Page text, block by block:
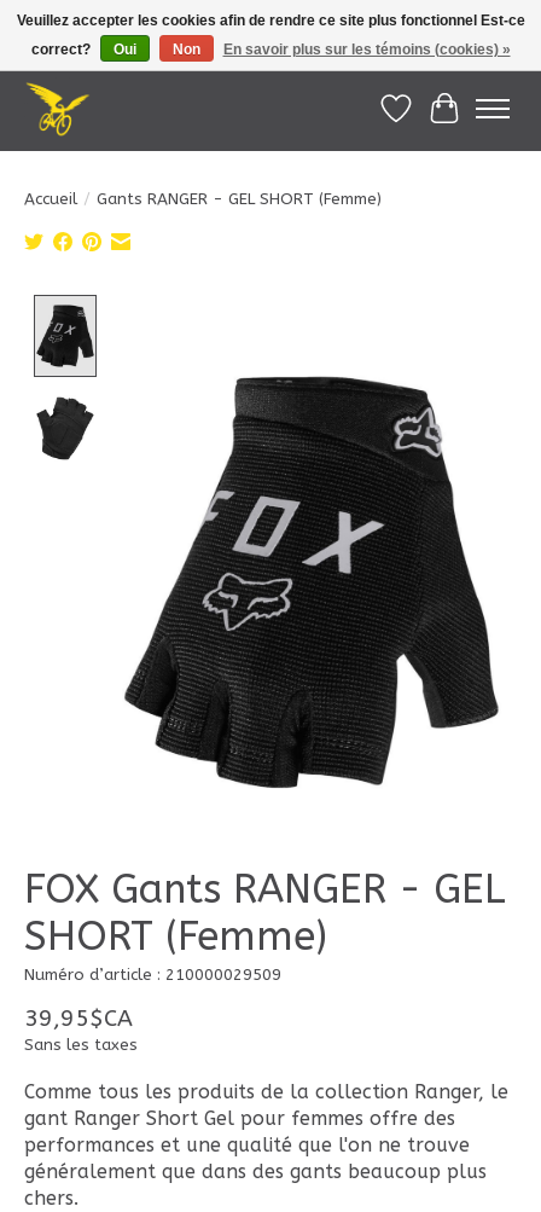
Le Pédalier | Îles de la Madeleine |info@lepedalier.com| 1-418-986-2965
Liste dePanier
Accueil / Gants RANGER - GEL SHORT (Femme)
FOX Gants RANGER - GEL
SHORT (Femme)
Numéro d’article : 210000029509
39,95$CA
Sans les taxes
Comme tous les produits de la collection Ranger, le
gant Ranger Short Gel pour femmes offre des
performances et une qualité que l'on ne trouve
généralement que dans des gants beaucoup plus
chers.
Veuillez accepter les cookies afin de rendre ce site plus fonctionnel Est-ce
correct?
Oui Non En savoir plus sur les témoins (cookies) »